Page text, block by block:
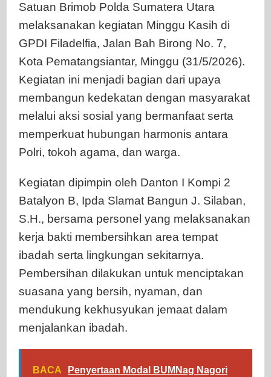
Satuan Brimob Polda Sumatera Utara
melaksanakan kegiatan Minggu Kasih di
GPDI Filadelfia, Jalan Bah Birong No. 7,
Kota Pematangsiantar, Minggu (31/5/2026).
Kegiatan ini menjadi bagian dari upaya
membangun kedekatan dengan masyarakat
melalui aksi sosial yang bermanfaat serta
memperkuat hubungan harmonis antara
Polri, tokoh agama, dan warga.
Kegiatan dipimpin oleh Danton I Kompi 2
Batalyon B, Ipda Slamat Bangun J. Silaban,
S.H., bersama personel yang melaksanakan
kerja bakti membersihkan area tempat
ibadah serta lingkungan sekitarnya.
Pembersihan dilakukan untuk menciptakan
suasana yang bersih, nyaman, dan
mendukung kekhusyukan jemaat dalam
menjalankan ibadah.
BACA Penyertaan Modal BUMNag Nagori